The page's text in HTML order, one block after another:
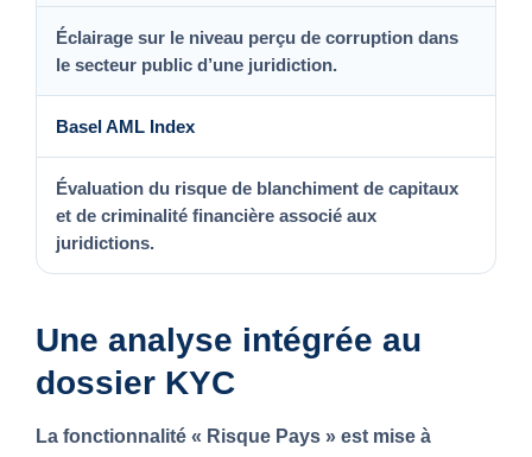
Éclairage sur le niveau perçu de corruption dans
le secteur public d’une juridiction.
Basel AML Index
Évaluation du risque de blanchiment de capitaux
et de criminalité financière associé aux
juridictions.
Une analyse intégrée au
dossier KYC
La fonctionnalité « Risque Pays » est mise à